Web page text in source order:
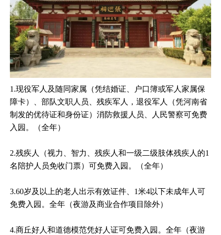
1.现役军人及随同家属（凭结婚证、户口簿或军人家属保
障卡）、部队文职人员、残疾军人，退役军人（凭河南省
制发的优待证和身份证）消防救援人员、人民警察可免费
入园。（全年）
2.残疾人（视力、智力、残疾人和一级二级肢体残疾人的1
名陪护人员免收门票）可免费入园。（全年）
3.60岁及以上的老人出示有效证件、1米4以下未成年人可
免费入园。全年（夜游及商业合作项目除外）
4.商丘好人和道德模范凭好人证可免费入园。全年（夜游